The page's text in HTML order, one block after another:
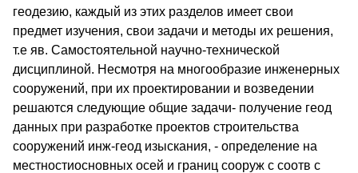
геодезию, каждый из этих разделов имеет свои
предмет изучения, свои задачи и методы их решения,
т.е яв. Самостоятельной научно-технической
дисциплиной. Несмотря на многообразие инженерных
сооружений, при их проектировании и возведении
решаются следующие общие задачи- получение геод
данных при разработке проектов строительства
сооружений инж-геод изыскания, - определение на
местностиосновных осей и границ сооруж с соотв с